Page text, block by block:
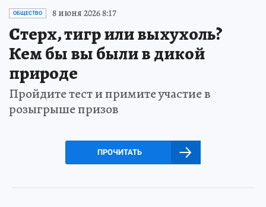
ОБЩЕСТВО 8 июня 2026 8:17
Стерх, тигр или выхухоль?
Кем бы вы были в дикой
природе
Пройдите тест и примите участие в
розыгрыше призов
ПРОЧИТАТЬ